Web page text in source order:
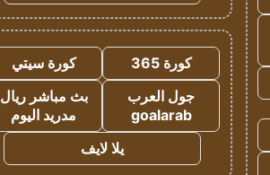
كورة 365
كورة سيتي
جول العرب
goalarab
بث مباشر ريال
مدريد اليوم
يلا لايف